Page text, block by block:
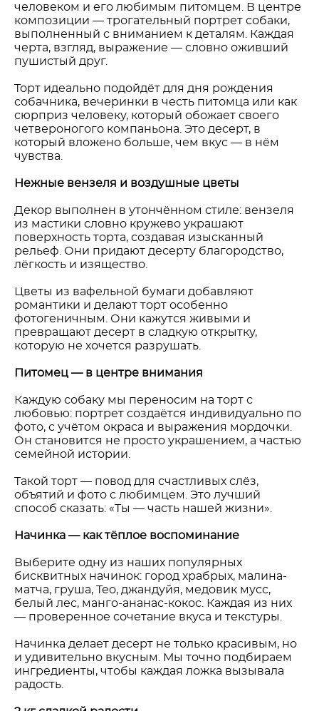
человеком и его любимым питомцем. В центре
композиции — трогательный портрет собаки,
выполненный с вниманием к деталям. Каждая
черта, взгляд, выражение — словно оживший
пушистый друг.
Торт идеально подойдёт для дня рождения
собачника, вечеринки в честь питомца или как
сюрприз человеку, который обожает своего
четвероногого компаньона. Это десерт, в
который вложено больше, чем вкус — в нём
чувства.
Нежные вензеля и воздушные цветы
Декор выполнен в утончённом стиле: вензеля
из мастики словно кружево украшают
поверхность торта, создавая изысканный
рельеф. Они придают десерту благородство,
лёгкость и изящество.
Цветы из вафельной бумаги добавляют
романтики и делают торт особенно
фотогеничным. Они кажутся живыми и
превращают десерт в сладкую открытку,
которую не хочется разрушать.
Питомец — в центре внимания
Каждую собаку мы переносим на торт с
любовью: портрет создаётся индивидуально по
фото, с учётом окраса и выражения мордочки.
Он становится не просто украшением, а частью
семейной истории.
Такой торт — повод для счастливых слёз,
объятий и фото с любимцем. Это лучший
способ сказать: «Ты — часть нашей жизни».
Начинка — как тёплое воспоминание
Выберите одну из наших популярных
бисквитных начинок: город храбрых, малина-
матча, груша, Тео, джандуйя, медовик мусс,
белый лес, манго-ананас-кокос. Каждая из них
— проверенное сочетание вкуса и текстуры.
Начинка делает десерт не только красивым, но
и удивительно вкусным. Мы точно подбираем
ингредиенты, чтобы каждая ложка вызывала
радость.